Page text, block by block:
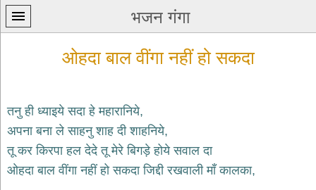
भजन गंगा
प्रथम
पन्ना
ओहदा बाल वींगा नहीं हो सकदा
तनु ही ध्याइये सदा हे महारानिये,
अपना बना ले साहनु शाह दी शाहनिये,
तू कर किरपा हल देदे तू मेरे बिगड़े होये सवाल दा
ओहदा बाल वींगा नहीं हो सकदा जिद्दी रखवाली माँ कालका,